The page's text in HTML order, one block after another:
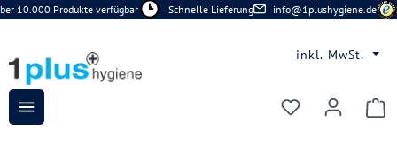
Zum Hauptinhalt springen
10.000 Produkte verfügbar Schnelle Lieferung info@1plushygiene.de
inkl. MwSt.
Du hast 0